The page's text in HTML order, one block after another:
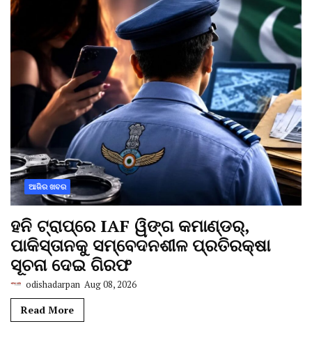
ଆଜିର ଖବର
ହନି ଟ୍ରାପ୍‌ରେ IAF ୱିଙ୍ଗ କମାଣ୍ଡର୍,
ପାକିସ୍ତାନକୁ ସମ୍ବେଦନଶୀଳ ପ୍ରତିରକ୍ଷା
ସୂଚନା ଦେଇ ଗିରଫ
odishadarpan Aug 08, 2026
Read More